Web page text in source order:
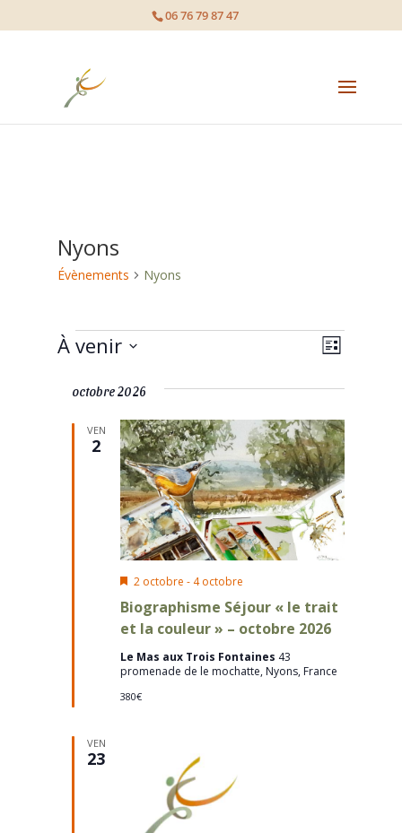
06 76 79 87 47
Nyons
Évènements Nyons
Évènements Liste
À venir
une
date.
octobre 2026
VEN
2
Biographisme Séjour « le trait
et la couleur » – octobre 2026
Mis
avant
2 octobre - 4 octobre
Le Mas aux Trois Fontaines 43
promenade de le mochatte, Nyons, France
380€
VEN
23